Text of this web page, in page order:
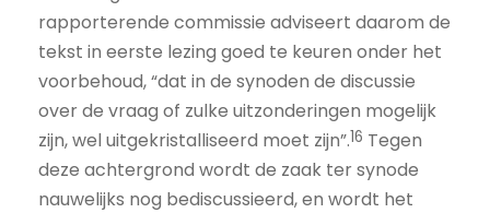
rapporterende commissie adviseert daarom de
tekst in eerste lezing goed te keuren onder het
voorbehoud, “dat in de synoden de discussie
over de vraag of zulke uitzonderingen mogelijk
zijn, wel uitgekristalliseerd moet zijn”.16 Tegen
deze achtergrond wordt de zaak ter synode
nauwelijks nog bediscussieerd, en wordt het